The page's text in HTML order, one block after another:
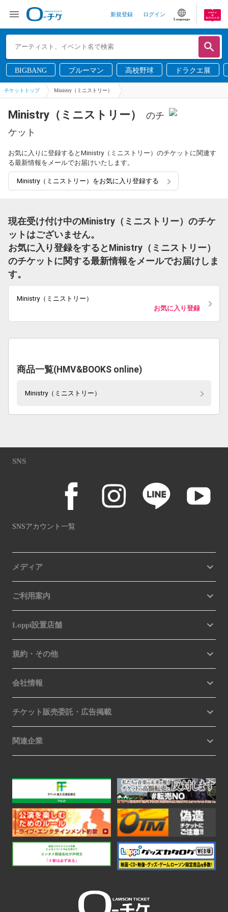
新規登録 ログイン
Language
BIGBANG ブルーマン 高校野球 ドラクエ展
チケットトップ Ministry（ミニストリー）
Ministry（ミニストリー）
のチ
ケット
お気に入りに登録するとMinistry（ミニストリー）のチケットに関連す
る最新情報をメールでお届けいたします。
Ministry（ミニストリー）をお気に入り登録する
現在受け付け中のMinistry（ミニストリー）のチケ
ットはございません。
お気に入り登録をするとMinistry（ミニストリー）
のチケットに関する最新情報をメールでお届けしま
す。
Ministry（ミニストリー）
お気に入り登録
商品一覧(HMV&BOOKS online)
Ministry（ミニストリー）
SNS
SNSアカウント一覧
メディア
ご利用案内
Loppi設置店舗
規約・その他
会社情報
チケット販売委託・広告掲載
関連企業